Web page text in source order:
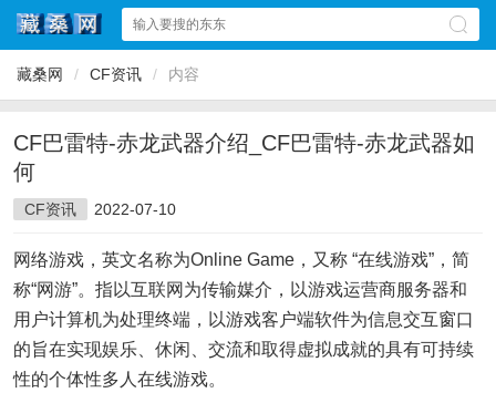
藏桑网 / CF资讯 / 内容
CF巴雷特-赤龙武器介绍_CF巴雷特-赤龙武器如
何
CF资讯 2022-07-10
网络游戏，英文名称为Online Game，又称 “在线游戏”，简
称“网游”。指以互联网为传输媒介，以游戏运营商服务器和
用户计算机为处理终端，以游戏客户端软件为信息交互窗口
的旨在实现娱乐、休闲、交流和取得虚拟成就的具有可持续
性的个体性多人在线游戏。